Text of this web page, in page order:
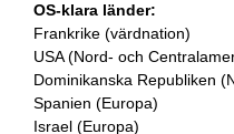
OS-klara länder:
Frankrike (värdnation)
USA (Nord- och
Dominikanska Republiken
Spanien (Europa)
Israel (Europa)